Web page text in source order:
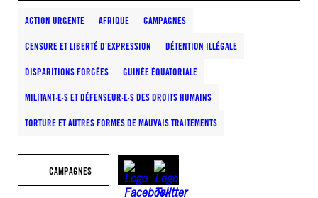
ACTION URGENTE AFRIQUE CAMPAGNES
CENSURE ET LIBERTÉ D’EXPRESSION DÉTENTION ILLÉGALE
DISPARITIONS FORCÉES GUINÉE ÉQUATORIALE
MILITANT·E·S ET DÉFENSEUR·E·S DES DROITS HUMAINS
TORTURE ET AUTRES FORMES DE MAUVAIS TRAITEMENTS
CAMPAGNES